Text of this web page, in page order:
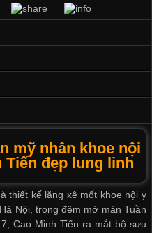
mỹ nhân khoe nội
Tiến đẹp lung linh
thiết kế lăng xê mốt khoe nội y
Nội, trong đêm mở màn Tuần
Cao Minh Tiến ra mắt bộ sưu